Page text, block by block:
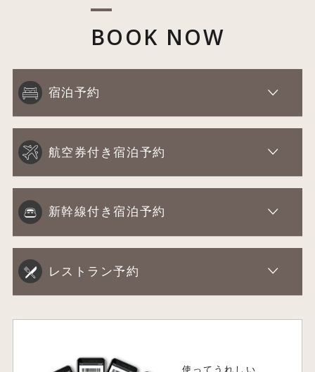
BOOK NOW
宿泊予約
航空券付き宿泊予約
新幹線付き宿泊予約
レストラン予約
使ってうれしい